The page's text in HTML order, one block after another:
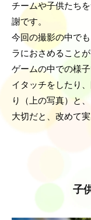
チームや子供たち
謝です。
今回の撮影の中で
ラにおさめることが
ゲームの中での様
イタッチをしたり
り（上の写真）と
大切だと、改めて実
子